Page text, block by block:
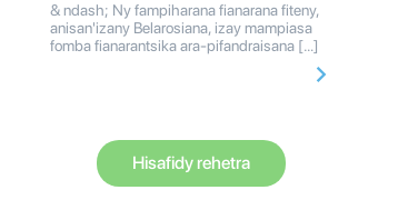
& ndash; Ny fampiharana fianarana fiteny,
anisan'izany Belarosiana, izay mampiasa
fomba fianarantsika ara-pifandraisana […]
Hisafidy rehetra